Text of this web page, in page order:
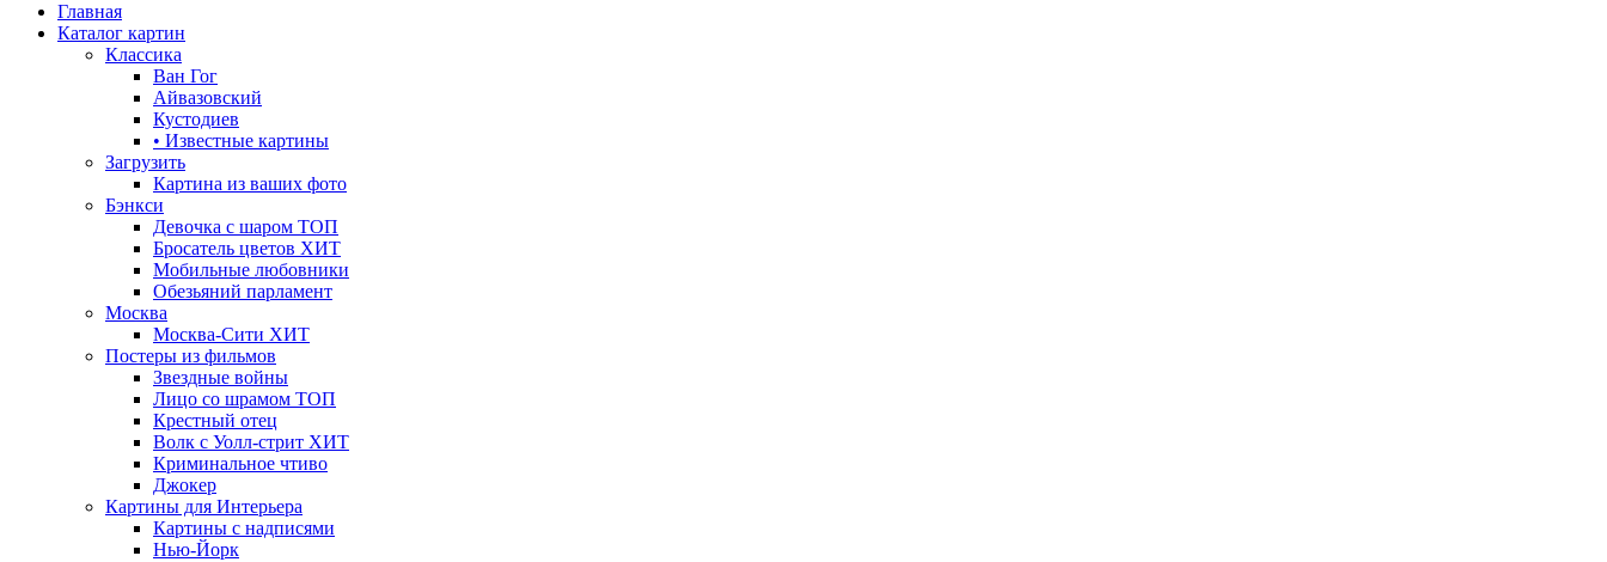
Главная
Каталог картин
Классика
Ван Гог
Айвазовский
Кустодиев
• Известные картины
Загрузить
Картина из ваших фото
Бэнкси
Девочка с шаром ТОП
Бросатель цветов ХИТ
Мобильные любовники
Обезьяний парламент
Москва
Москва-Сити ХИТ
Постеры из фильмов
Звездные войны
Лицо со шрамом ТОП
Крестный отец
Волк с Уолл-стрит ХИТ
Криминальное чтиво
Джокер
Картины для Интерьера
Картины с надписями
Нью-Йорк